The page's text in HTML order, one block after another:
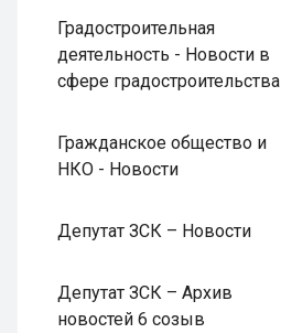
Градостроительная
деятельность - Новости в
сфере градостроительства
Гражданское общество и
НКО - Новости
Депутат ЗСК – Новости
Депутат ЗСК – Архив
новостей 6 созыв